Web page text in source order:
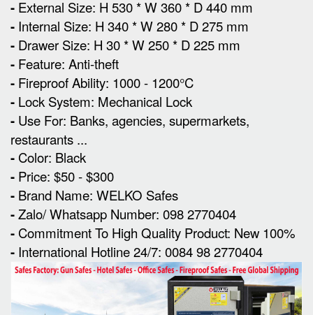
- External Size: H 530 * W 360 * D 440 mm
- Internal Size: H 340 * W 280 * D 275 mm
- Drawer Size: H 30 * W 250 * D 225 mm
- Feature: Anti-theft
- Fireproof Ability: 1000 - 1200°C
- Lock System: Mechanical Lock
- Use For: Banks, agencies, supermarkets,
restaurants ...
- Color: Black
- Price: $50 - $300
- Brand Name: WELKO Safes
-Zalo/ Whatsapp Number: 098 2770404
- Commitment To High Quality Product: New 100%
- International Hotline 24/7: 0084 98 2770404